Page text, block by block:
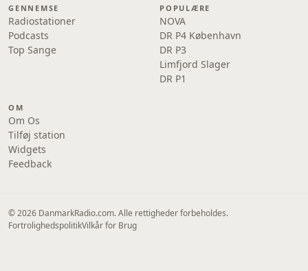
GENNEMSE
Radiostationer
Podcasts
Top Sange
POPULÆRE
NOVA
DR P4 København
DR P3
Limfjord Slager
DR P1
OM
Om Os
Tilføj station
Widgets
Feedback
© 2026 DanmarkRadio.com. Alle rettigheder forbeholdes.
FortrolighedspolitikVilkår for Brug